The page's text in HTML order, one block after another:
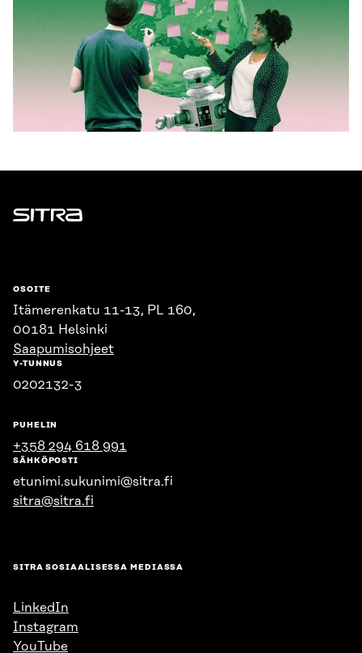
Sitra
OSOITE
Itämerenkatu 11-13, PL 160,
00181 Helsinki
Saapumisohjeet
Y-TUNNUS
0202132-3
PUHELIN
+358 294 618 991
SÄHKÖPOSTI
etunimi.sukunimi@sitra.fi
sitra@sitra.fi
SITRA SOSIAALISESSA MEDIASSA
LinkedIn
Instagram
YouTube